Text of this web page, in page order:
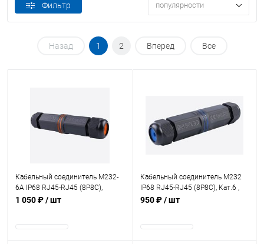
Фильтр популярности
Назад 1 2 Вперед Все
В наличии
Кабельный соединитель M232-
6A IP68 RJ45-RJ45 (8P8C),
Кат.6A , экранированный,
1 050 ₽/ шт
В наличии
Кабельный соединитель M232
IP68 RJ45-RJ45 (8P8C), Кат.6 ,
экранированный, черный
950 ₽/ шт